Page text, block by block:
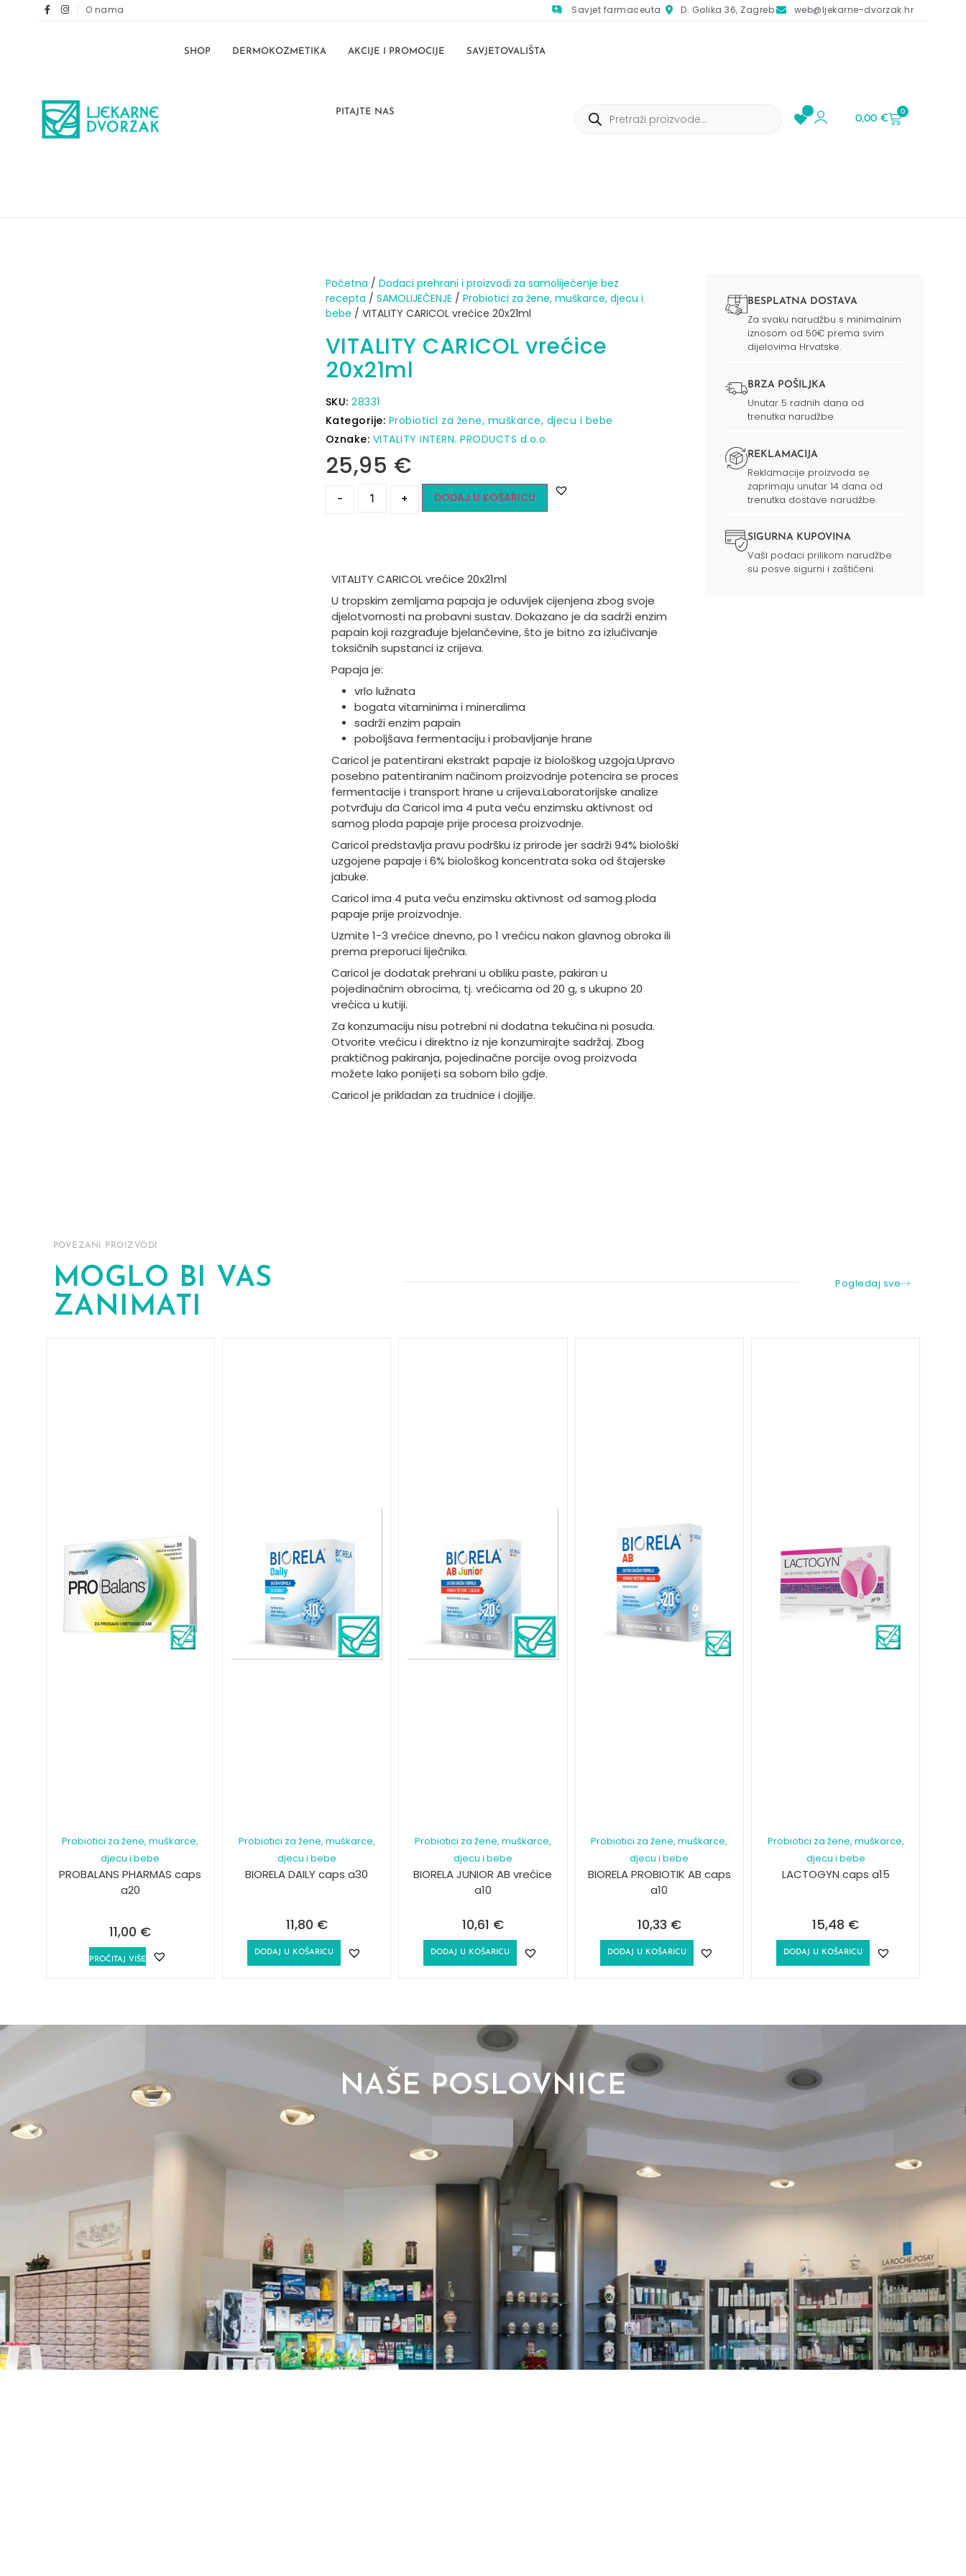
O nama Savjet farmaceuta D. Golika 36, Zagreb web@ljekarne-dvorzak.hr
SHOP DERMOKOZMETIKA AKCIJE I PROMOCIJE SAVJETOVALIŠTA
PITAJTE NAS
0,00€
0
Početna / Dodaci prehrani i proizvodi za samoliječenje bez
recepta / SAMOLIJEČENJE / Probiotici za žene, muškarce, djecu i
bebe / VITALITY CARICOL vrećice 20x21ml
VITALITY CARICOL vrećice
20x21ml
SKU: 28331
Kategorije: Probiotici za žene, muškarce, djecu i bebe
Oznake: VITALITY INTERN. PRODUCTS d.o.o.
25,95 €
- + DODAJ U KOŠARICU
VITALITY CARICOL vrećice 20x21ml
U tropskim zemljama papaja je oduvijek cijenjena zbog svoje
djelotvornosti na probavni sustav. Dokazano je da sadrži enzim
papain koji razgrađuje bjelančevine, što je bitno za izlučivanje
toksičnih supstanci iz crijeva.
Papaja je:
vrlo lužnata
bogata vitaminima i mineralima
sadrži enzim papain
poboljšava fermentaciju i probavljanje hrane
Caricol je patentirani ekstrakt papaje iz biološkog uzgoja.Upravo
posebno patentiranim načinom proizvodnje potencira se proces
fermentacije i transport hrane u crijeva.Laboratorijske analize
potvrđuju da Caricol ima 4 puta veću enzimsku aktivnost od
samog ploda papaje prije procesa proizvodnje.
Caricol predstavlja pravu podršku iz prirode jer sadrži 94% biološki
uzgojene papaje i 6% biološkog koncentrata soka od štajerske
jabuke.
Caricol ima 4 puta veću enzimsku aktivnost od samog ploda
papaje prije proizvodnje.
Uzmite 1-3 vrećice dnevno, po 1 vrećicu nakon glavnog obroka ili
prema preporuci liječnika.
Caricol je dodatak prehrani u obliku paste, pakiran u
pojedinačnim obrocima, tj. vrećicama od 20 g, s ukupno 20
vrećica u kutiji.
Za konzumaciju nisu potrebni ni dodatna tekućina ni posuda.
Otvorite vrećicu i direktno iz nje konzumirajte sadržaj. Zbog
praktičnog pakiranja, pojedinačne porcije ovog proizvoda
možete lako ponijeti sa sobom bilo gdje.
Caricol je prikladan za trudnice i dojilje.
BESPLATNA DOSTAVA
Za svaku narudžbu s minimalnim
iznosom od 50€ prema svim
dijelovima Hrvatske.
BRZA POŠILJKA
Unutar 5 radnih dana od
trenutka narudžbe.
REKLAMACIJA
Reklamacije proizvoda se
zaprimaju unutar 14 dana od
trenutka dostave narudžbe.
SIGURNA KUPOVINA
Vaši podaci prilikom narudžbe
su posve sigurni i zaštićeni.
POVEZANI PROIZVODI
MOGLO BI VAS
ZANIMATI
Pogledaj sve
Probiotici za žene, muškarce,
djecu i bebe
PROBALANS PHARMAS caps
a20
11,00 €
PROČITAJ VIŠE
Probiotici za žene, muškarce,
djecu i bebe
BIORELA DAILY caps a30
11,80 €
DODAJ U KOŠARICU
Probiotici za žene, muškarce,
djecu i bebe
BIORELA JUNIOR AB vrećice
a10
10,61 €
DODAJ U KOŠARICU
Probiotici za žene, muškarce,
djecu i bebe
BIORELA PROBIOTIK AB caps
a10
10,33 €
DODAJ U KOŠARICU
Probiotici za žene, muškarce,
djecu i bebe
LACTOGYN caps a15
15,48 €
DODAJ U KOŠARICU
NAŠE POSLOVNICE